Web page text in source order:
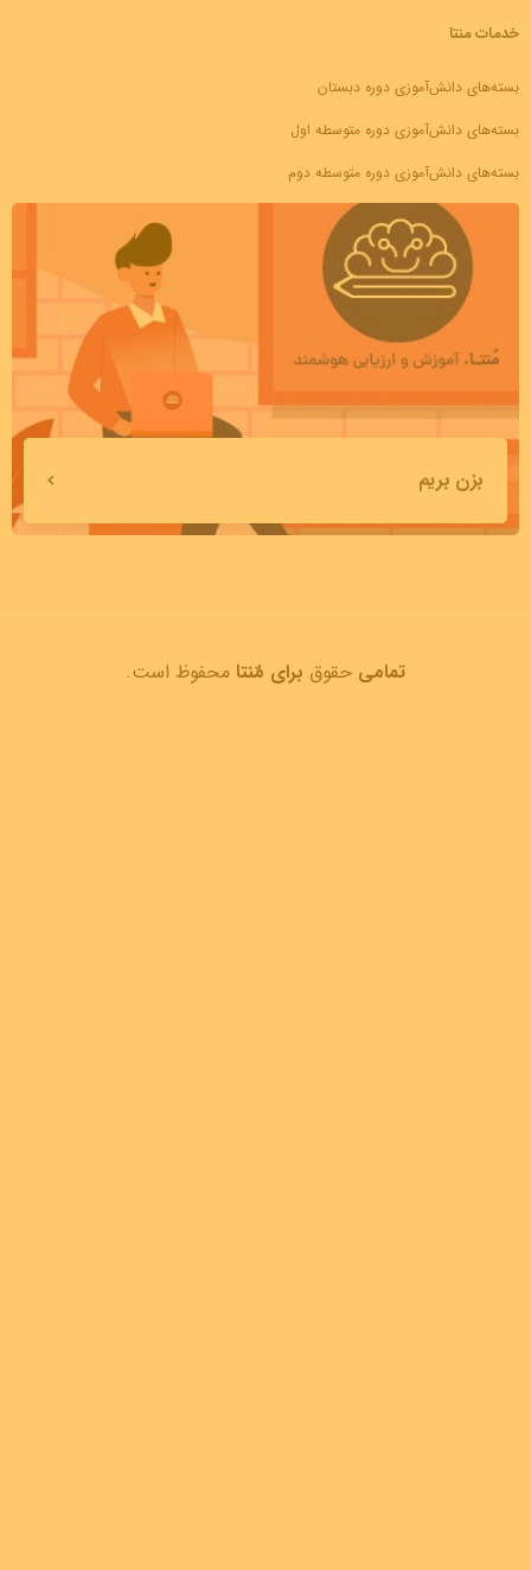
خدمات منتا
بسته‌های دانش‌آموزی دوره دبستان
بسته‌های دانش‌آموزی دوره متوسطه اول
بسته‌های دانش‌آموزی دوره متوسطه دوم
بزن بریم
تمامی حقوق برای مٌنتا محفوظ است.